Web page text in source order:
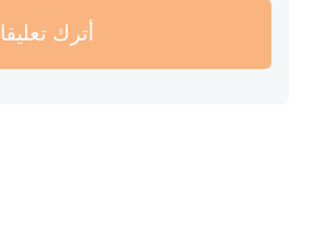
أترك تعليقا